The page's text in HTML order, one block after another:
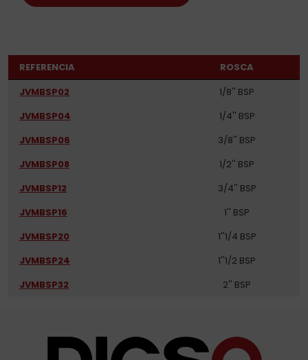
REFERENCIA
ROSCA
JVMBSP02
1/8'' BSP
JVMBSP04
1/4'' BSP
JVMBSP06
3/8'' BSP
JVMBSP08
1/2'' BSP
JVMBSP12
3/4'' BSP
JVMBSP16
1'' BSP
JVMBSP20
1''1/4 BSP
JVMBSP24
1''1/2 BSP
JVMBSP32
2'' BSP